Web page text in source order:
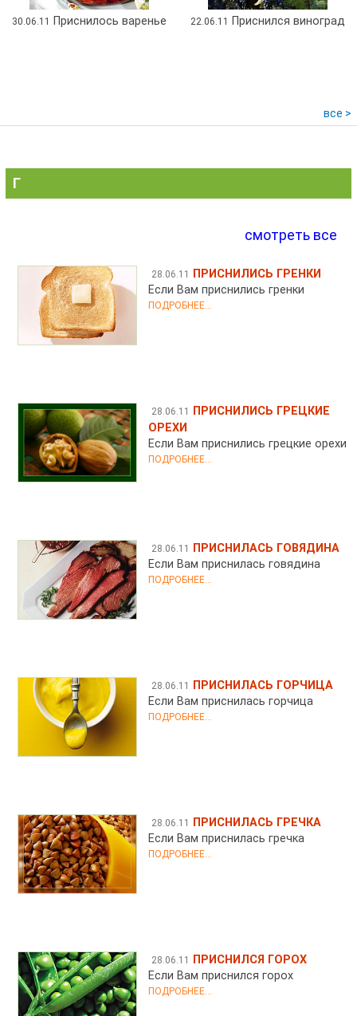
30.06.11 Приснилось варенье 22.06.11 Приснился виноград
все >
Г
смотреть все
28.06.11
ПРИСНИЛИСЬ ГРЕНКИ
Если Вам приснились гренки
ПОДРОБНЕЕ...
28.06.11
ПРИСНИЛИСЬ ГРЕЦКИЕ
ОРЕХИ
Если Вам приснились грецкие орехи
ПОДРОБНЕЕ...
28.06.11
ПРИСНИЛАСЬ ГОВЯДИНА
Если Вам приснилась говядина
ПОДРОБНЕЕ...
28.06.11
ПРИСНИЛАСЬ ГОРЧИЦА
Если Вам приснилась горчица
ПОДРОБНЕЕ...
28.06.11
ПРИСНИЛАСЬ ГРЕЧКА
Если Вам приснилась гречка
ПОДРОБНЕЕ...
28.06.11
ПРИСНИЛСЯ ГОРОХ
Если Вам приснился горох
ПОДРОБНЕЕ...